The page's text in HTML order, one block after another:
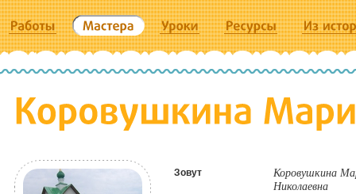
Зовут
Коровушкина
Николаевна